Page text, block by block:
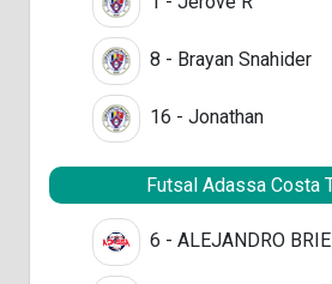
8 - Brayan Snahider
16 - Jonathan
Futsal Adassa Costa
6 - ALEJANDRO